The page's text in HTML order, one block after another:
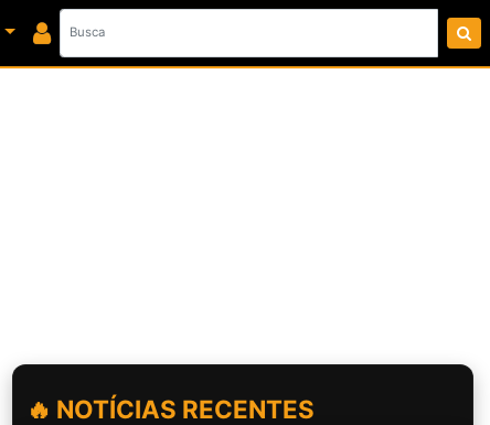
🔥 NOTÍCIAS RECENTES